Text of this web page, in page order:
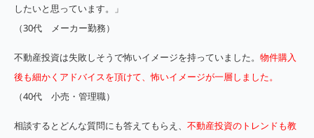
したいと思っています。」
（30代 メーカー勤務）
不動産投資は失敗しそうで怖いイメージを持っていました。 物件購入
後も細かくアドバイスを頂けて、怖いイメージが一層しました。
（40代 小売・管理職）
相談するとどんな質問にも答えてもらえ、 不動産投資のトレンドも教